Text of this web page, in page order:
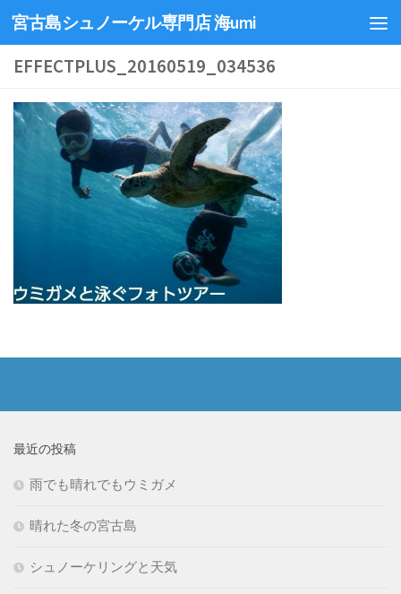
宮古島シュノーケル専門店 海umi
EFFECTPLUS_20160519_034536
最近の投稿
雨でも晴れでもウミガメ
晴れた冬の宮古島
シュノーケリングと天気